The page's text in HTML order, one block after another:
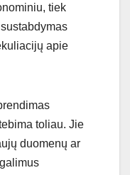
tiek
apie
toliau. Jie
duomenų ar